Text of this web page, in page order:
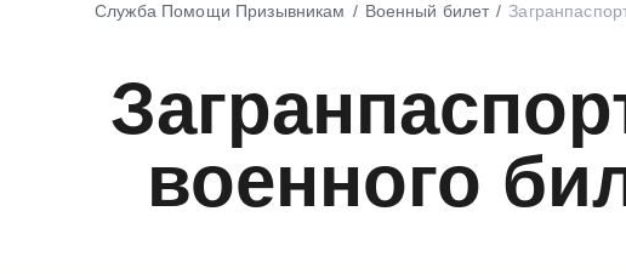
Служба Помощи Призывникам Военный билет
военного